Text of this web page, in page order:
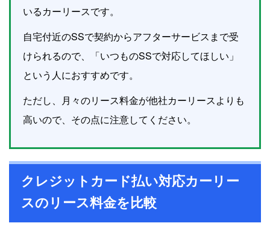
いるカーリースです。
自宅付近のSSで契約からアフターサービスまで受
けられるので、「いつものSSで対応してほしい」
という人におすすめです。
ただし、月々のリース料金が他社カーリースよりも
高いので、その点に注意してください。
クレジットカード払い対応カーリー
スのリース料金を比較